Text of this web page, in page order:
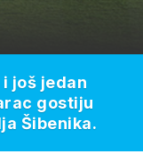
još jedan
gostiju
Šibenika.